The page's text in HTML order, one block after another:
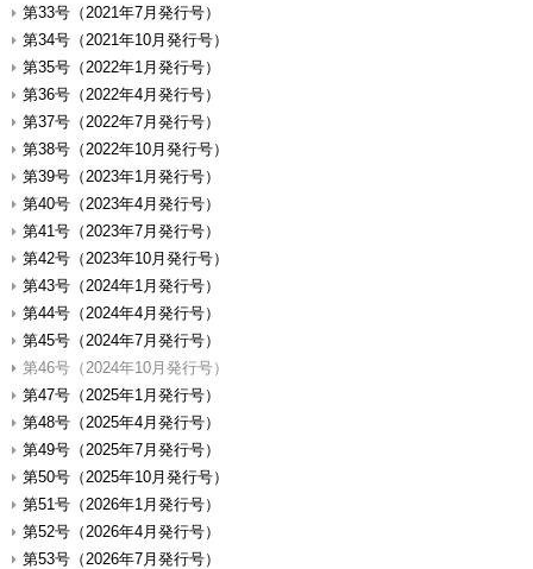
第33号（2021年7月発行号）
第34号（2021年10月発行号）
第35号（2022年1月発行号）
第36号（2022年4月発行号）
第37号（2022年7月発行号）
第38号（2022年10月発行号）
第39号（2023年1月発行号）
第40号（2023年4月発行号）
第41号（2023年7月発行号）
第42号（2023年10月発行号）
第43号（2024年1月発行号）
第44号（2024年4月発行号）
第45号（2024年7月発行号）
第46号（2024年10月発行号）
第47号（2025年1月発行号）
第48号（2025年4月発行号）
第49号（2025年7月発行号）
第50号（2025年10月発行号）
第51号（2026年1月発行号）
第52号（2026年4月発行号）
第53号（2026年7月発行号）